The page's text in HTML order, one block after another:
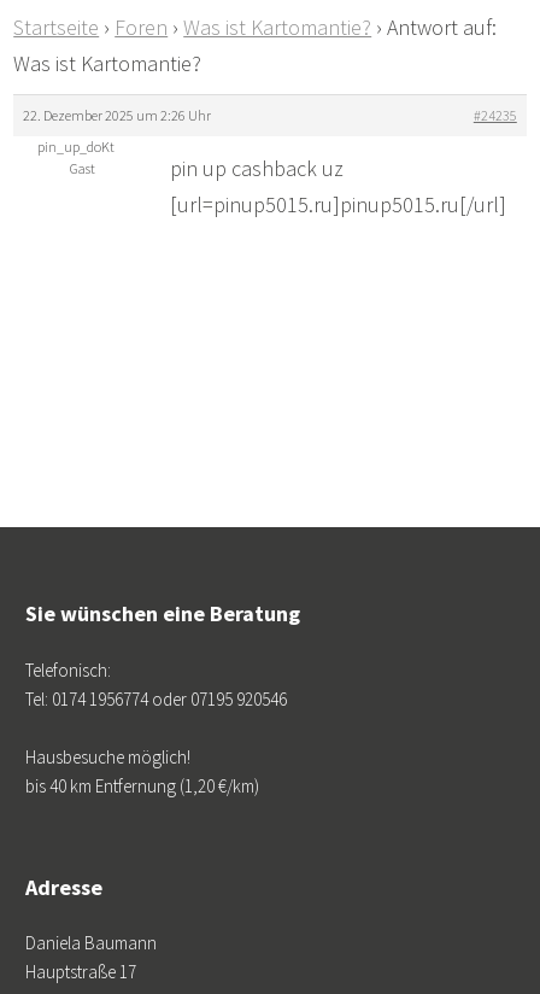
Startseite › Foren › Was ist Kartomantie? › Antwort auf:
Was ist Kartomantie?
22. Dezember 2025 um 2:26 Uhr
#24235
pin_up_doKt
Gast
pin up cashback uz
[url=pinup5015.ru]pinup5015.ru[/url]
Sie wünschen eine Beratung
Telefonisch:
Tel: 0174 1956774 oder 07195 920546
Hausbesuche möglich!
bis 40 km Entfernung (1,20 €/km)
Adresse
Daniela Baumann
Hauptstraße 17